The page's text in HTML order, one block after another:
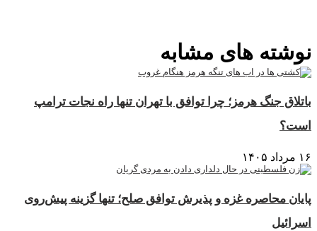
نوشته های مشابه
باتلاق جنگ هرمز؛ چرا توافق با تهران تنها راه نجات ترامپ
است؟
۱۶ مرداد ۱۴۰۵
پایان محاصره غزه و پذیرش توافق صلح؛ تنها گزینه پیش‌روی
اسرائیل